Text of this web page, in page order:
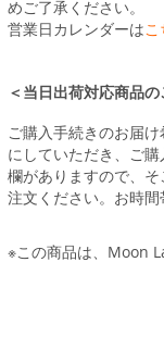
めご了承ください。
営業日カレンダーはこ
＜当日出荷対応商品
ご購入手続きのお届
にしていただき、ご
欄がありますので、
注文ください。お時間
※この商品は、Moon